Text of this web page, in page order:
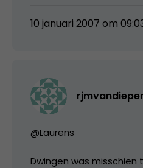
10 januari 2007 om
@Laurens
Dwingen was